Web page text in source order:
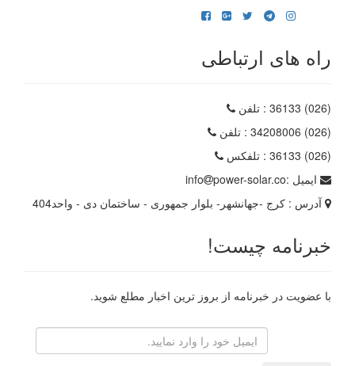
راه های ارتباطی
(026) 36133
: تلفن
(026) 34208006
: تلفن
(026) 36133
: تلفکس
ایمیل :
info
power-solar.co
آدرس : کرج -جهانشهر- بلوار جمهوری - ساختمان دی - واحد404
خبرنامه چیست!
با عضویت در خبرنامه از بروز ترین اخبار مطلع شوید.